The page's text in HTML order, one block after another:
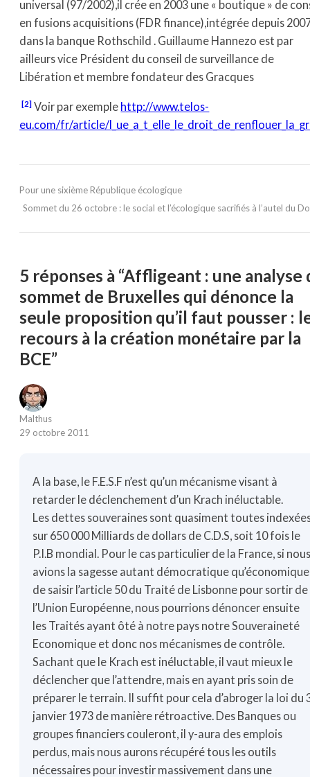
universal (97/2002),il crée en 2003 une « boutique » de
en fusions acquisitions (FDR finance),intégrée depuis
dans la banque Rothschild . Guillaume Hannezo est par
ailleurs vice Président du conseil de surveillance de
Libération et membre fondateur des Gracques
[2] Voir par exemple http://www.telos-
eu.com/fr/article/
Pour une sixième République écologique
Sommet du 26 octobre : le social et l’écologique sacrifiés à l’autel du
5 réponses à “Affligeant : une analyse
sommet de Bruxelles qui dénonce la
seule proposition qu’il faut pousser :
recours à la création monétaire par la
BCE”
Malthus
29 octobre 2011
A la base, le F.E.S.F n’est qu’un mécanisme visant à
retarder le déclenchement d’un Krach inéluctable.
Les dettes souveraines sont quasiment toutes
sur 650 000 Milliards de dollars de C.D.S, soit 10 fois le
P.I.B mondial. Pour le cas particulier de la France, si
avions la sagesse autant démocratique qu’économique
de saisir l’article 50 du Traité de Lisbonne pour sortir de
l’Union Européenne, nous pourrions dénoncer ensuite
les Traités ayant ôté à notre pays notre Souveraineté
Economique et donc nos mécanismes de contrôle.
Sachant que le Krach est inéluctable, il vaut mieux le
déclencher que l’attendre, mais en ayant pris soin de
préparer le terrain. Il suffit pour cela d’abroger la loi du
janvier 1973 de manière rétroactive. Des Banques ou
groupes financiers couleront, il y-aura des emplois
perdus, mais nous aurons récupéré tous les outils
nécessaires pour investir massivement dans une